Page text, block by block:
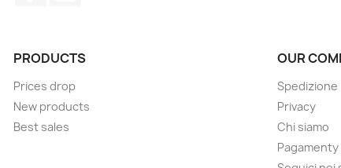
PRODUCTS
Prices drop
New products
Best sales
OUR
Spedizione
Privacy
Chi siamo